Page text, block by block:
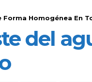
Forma Homogénea En
del